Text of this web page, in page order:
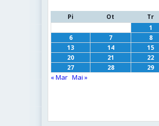
Pi Ot Tr
1
6
7 8
13
14 15
20
21 22
27
28 29
« Mar Mai »